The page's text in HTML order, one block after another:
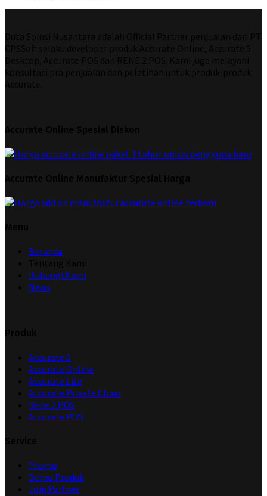
Beranda
Hubungi Kami
News
Accurate 5
Accurate Online
Accurate Lite
Accurate Private Cloud
Rene 2 POS
Accurate POS
Promo
Demo Produk
Join Partner